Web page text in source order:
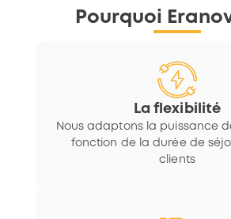
Pourquoi
La flexibilité
Nous adaptons la puissance
fonction de la durée de
clients